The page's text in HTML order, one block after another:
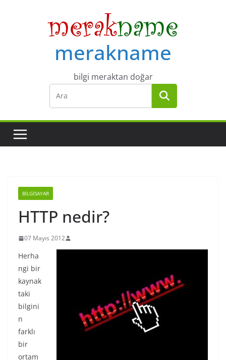
merakname
bilgi meraktan doğar
BILGISAYAR
HTTP nedir?
07 Mayıs 2012
Herha
ngi bir
kaynak
taki
bilgini
n
farklı
bir
ortam